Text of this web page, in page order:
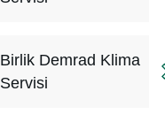
Birlik Demrad Klima
Servisi